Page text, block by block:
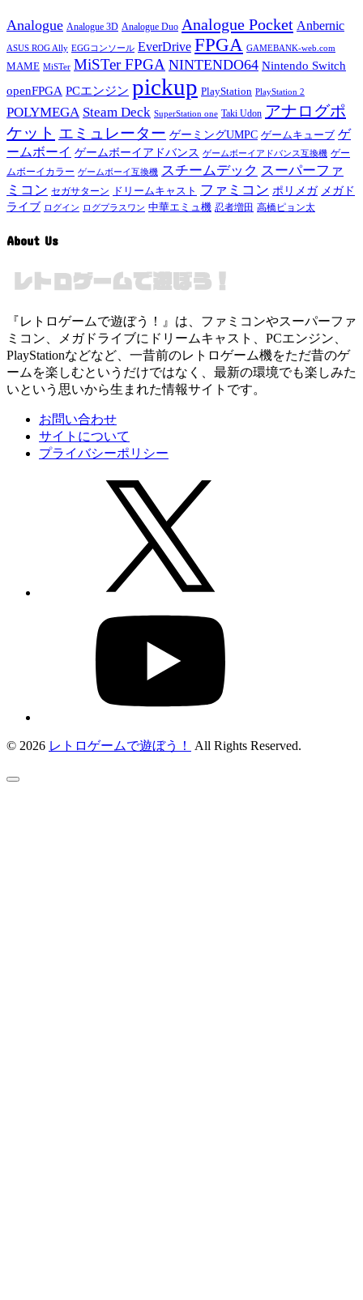
Analogue Analogue 3D Analogue Duo Analogue Pocket Anbernic
ASUS ROG Ally EGGコンソール EverDrive FPGA GAMEBANK-web.com
MAME MiSTer MiSTer FPGA NINTENDO64 Nintendo Switch
openFPGA PCエンジン pickup PlayStation PlayStation 2
POLYMEGA Steam Deck SuperStation one Taki Udon アナログポ
ケット エミュレーター ゲーミングUMPC ゲームキューブ ゲ
ームボーイ ゲームボーイアドバンス ゲームボーイアドバンス互換機 ゲー
ムボーイカラー ゲームボーイ互換機 スチームデック スーパーファ
ミコン セガサターン ドリームキャスト ファミコン ポリメガ メガド
ライブ ログイン ログプラスワン 中華エミュ機 忍者増田 高橋ピョン太
About Us
『レトロゲームで遊ぼう！』は、ファミコンやスーパーファ
ミコン、メガドライブにドリームキャスト、PCエンジン、
PlayStationなどなど、一昔前のレトロゲーム機をただ昔のゲ
ームを楽しむというだけではなく、最新の環境でも楽しみた
いという思いから生まれた情報サイトです。
お問い合わせ
サイトについて
プライバシーポリシー
© 2026 レトロゲームで遊ぼう！ All Rights Reserved.